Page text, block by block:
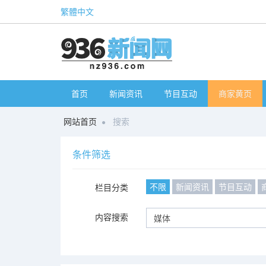
繁體中文
首页 新闻资讯 节目互动 商家黄页
网站首页 搜索
条件筛选
栏目分类 不限 新闻资讯 节目互动
内容搜索